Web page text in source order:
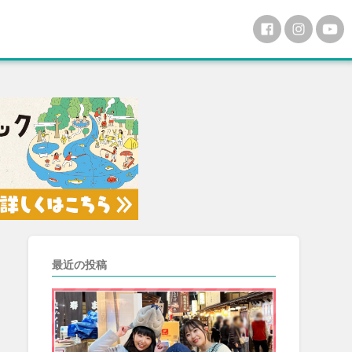
最近の投稿